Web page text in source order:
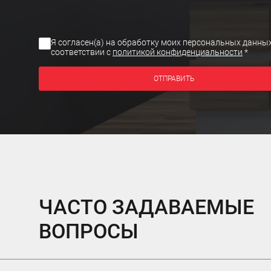
Я согласен(а) на обработку моих персональных
соответствии с политикой конфиденциальности *
ОТПРАВИТЬ
ЧАСТО ЗАДАВАЕМЫЕ
ВОПРОСЫ